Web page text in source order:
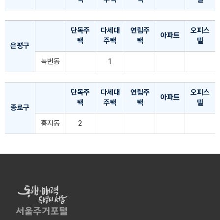
은평구
단독주
택
다세대
주택
연립주
택
아파트
오피스
텔
녹번동 1
종로구
단독주
택
다세대
주택
연립주
택
아파트
오피스
텔
홍지동 2